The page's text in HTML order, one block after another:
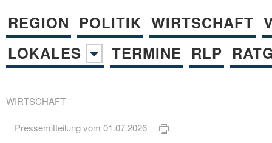
REGION POLITIK WIRTSCHAFT
LOKALES
TERMINE RLP
WIRTSCHAFT
Pressemitteilung vom 01.07.2026